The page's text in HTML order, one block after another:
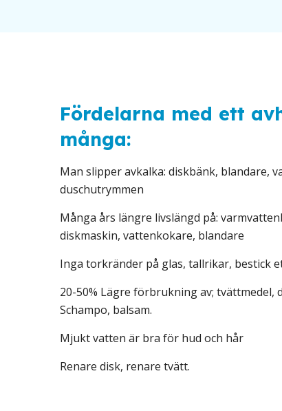
Fördelarna med ett
många:
Man slipper avkalka: diskbänk, blandare,
duschutrymmen
Många års längre livslängd på:
diskmaskin, vattenkokare, blandare
Inga torkränder på glas, tallrikar, bestick
20-50% Lägre förbrukning av; tvättmedel,
Schampo, balsam.
Mjukt vatten är bra för hud och hår
Renare disk, renare tvätt.